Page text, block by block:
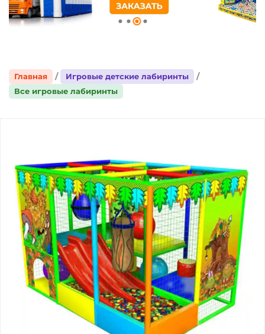
Главная
Игровые детские лабиринты
Все игровые лабиринты